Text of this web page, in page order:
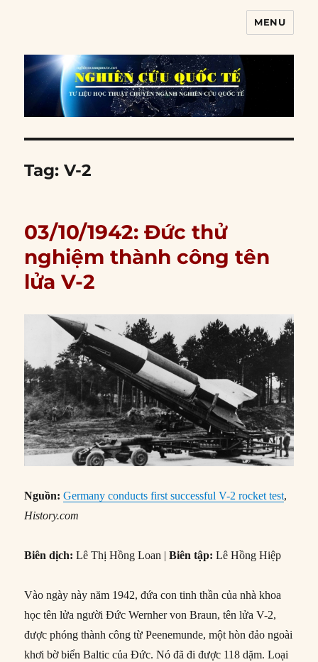
MENU
Tag:V-2
03/10/1942: Đức thử
nghiệm thành công tên
lửa V-2
Nguồn: Germany conducts first successful V-2 rocket test,
History.com
Biên dịch: Lê Thị Hồng Loan |Biên tập:Lê Hồng Hiệp
Vào ngày này năm 1942, đứa con tinh thần của nhà khoa
học tên lửa người Đức Wernher von Braun, tên lửa V-2,
được phóng thành công từ Peenemunde, một hòn đảo ngoài
khơi bờ biển Baltic của Đức. Nó đã đi được 118 dặm. Loại